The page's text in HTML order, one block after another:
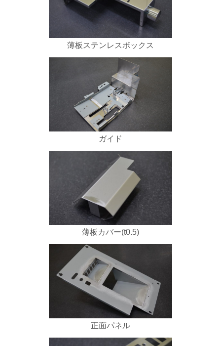
薄板ステンレスボックス
ガイド
薄板カバー(t0.5)
正面パネル